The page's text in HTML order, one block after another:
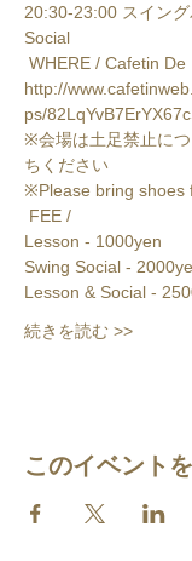
20:30-23:00 スイン
Social
http://
ps/
※会場は土足禁止に
ちください
※Please bring shoes
Lesson - 1000yen
Swing Social -
Lesson & Social -
続きを読む >>
このイベント